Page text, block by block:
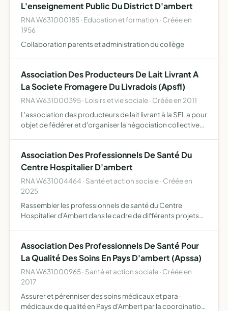
L'enseignement Public Du District D'ambert
RNA W631000185 · Education et formation · Créée en
1956
Collaboration parents et administration du collège
Association Des Producteurs De Lait Livrant A
La Societe Fromagere Du Livradois (Apsfl)
RNA W631000395 · Loisirs et vie sociale · Créée en 2011
L'association des producteurs de lait livrant à la SFL a pour
objet de fédérer et d'organiser la négociation collective
Association Des Professionnels De Santé Du
Centre Hospitalier D'ambert
RNA W631004464 · Santé et action sociale · Créée en
2025
Rassembler les professionnels de santé du Centre
Hospitalier d'Ambert dans le cadre de différents projets
manifesta…
Association Des Professionnels De Santé Pour
La Qualité Des Soins En Pays D'ambert (Apssa)
RNA W631000965 · Santé et action sociale · Créée en
2017
Assurer et pérenniser des soins médicaux et para-
médicaux de qualité en Pays d'Ambert par la coordination